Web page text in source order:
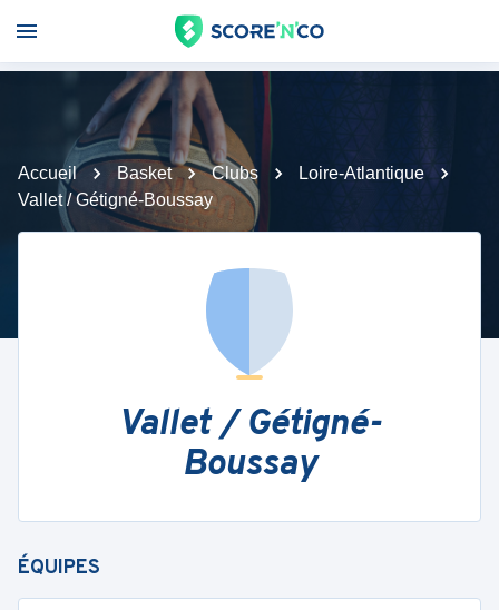
Accueil Basket Clubs
Loire-Atlantique
Vallet / Gétigné-Boussay
Vallet / Gétigné-
Boussay
ÉQUIPES